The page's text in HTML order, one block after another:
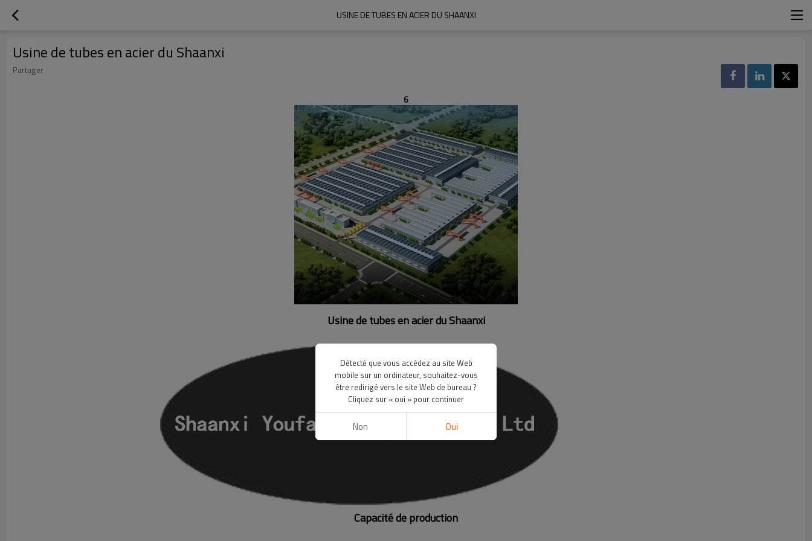
USINE DE TUBES EN ACIER DU SHAANXI
Usine de tubes en acier du Shaanxi
Partager
6
Usine de tubes en acier du Shaanxi
Capacité de production
Détecté que vous accédez au site Web
mobile sur un ordinateur, souhaitez-vous
être redirigé vers le site Web de bureau ?
Cliquez sur « oui » pour continuer
Non Oui